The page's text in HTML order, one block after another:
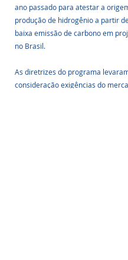
ano passado para atestar a
produção de hidrogênio a partir
baixa emissão de carbono em
no Brasil.
As diretrizes do programa
consideração exigências do